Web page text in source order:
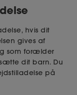
hvis dit
gives af
som forælder
dit barn. Du
på